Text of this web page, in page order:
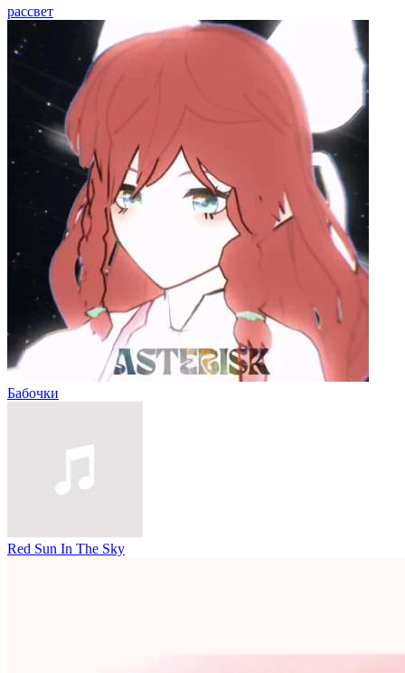
рассвет
Бабочки
Red Sun In The Sky